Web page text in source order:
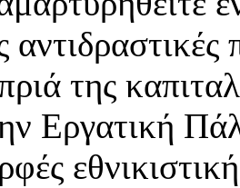
της
Εργατική